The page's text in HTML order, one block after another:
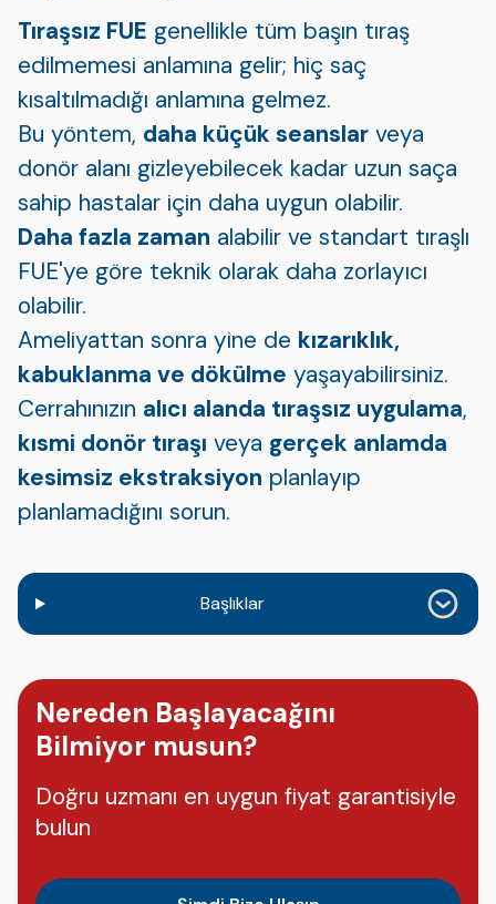
Tıraşsız FUE genellikle tüm başın tıraş
edilmemesi anlamına gelir; hiç saç
kısaltılmadığı anlamına gelmez.
Bu yöntem, daha küçük seanslar veya
donör alanı gizleyebilecek kadar uzun saça
sahip hastalar için daha uygun olabilir.
Daha fazla zaman alabilir ve standart tıraşlı
FUE'ye göre teknik olarak daha zorlayıcı
olabilir.
Ameliyattan sonra yine de kızarıklık,
kabuklanma ve dökülme yaşayabilirsiniz.
Cerrahınızın alıcı alanda tıraşsız uygulama,
kısmi donör tıraşı veya gerçek anlamda
kesimsiz ekstraksiyon planlayıp
planlamadığını sorun.
Başlıklar
Nereden Başlayacağını
Bilmiyor musun?
Doğru uzmanı en uygun fiyat garantisiyle
bulun